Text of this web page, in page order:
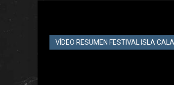
VÍDEO RESUMEN FESTIVAL ISLA